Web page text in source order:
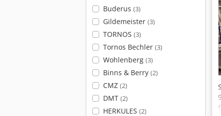
Buderus (3)
Gildemeister (3)
TORNOS (3)
Tornos Bechler (3)
Wohlenberg (3)
Binns & Berry (2)
CMZ (2)
DMT (2)
HERKULES (2)